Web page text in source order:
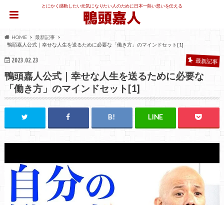
とにかく感動したい元気になりたい人のために日本一熱い想いを伝える
HOME
最新記事
鴨頭嘉人公式｜幸せな人生を送るために必要な「働き方」のマインドセット[1]
2023.02.23 最新記事
鴨頭嘉人公式｜幸せな人生を送るために必要な
「働き方」のマインドセット[1]